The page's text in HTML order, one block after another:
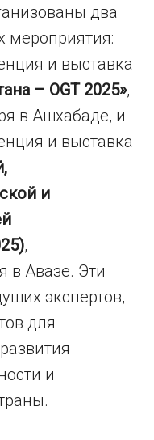
два
мероприятия:
и выставка
– OGT 2025»,
в Ашхабаде, и
и выставка
и
,
в Авазе. Эти
экспертов,
для
и